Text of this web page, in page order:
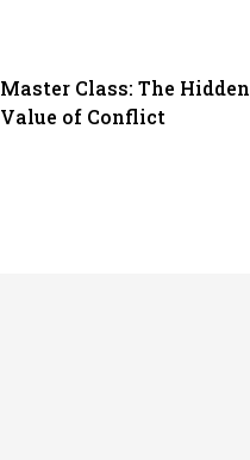
Master Class: The Hidden
Value of Conflict